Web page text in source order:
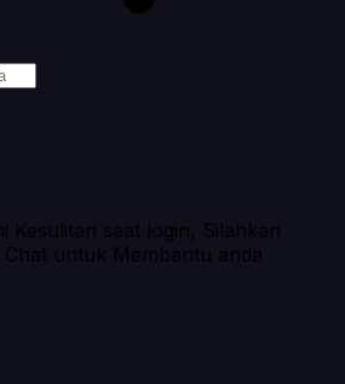
Kesulitan saat login, Silahkan
untuk Membantu anda